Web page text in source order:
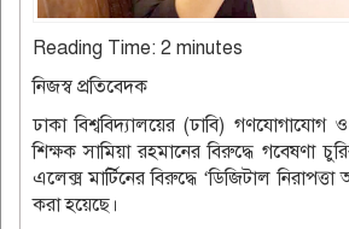
Reading Time: 2 minutes
নিজস্ব প্রতিবেদক
ঢাকা বিশ্ববিদ্যালয়ের (ঢাবি) গণযোগাযোগ
শিক্ষক সামিয়া রহমানের বিরুদ্ধে গবেষণা
এলেক্স মার্টিনের বিরুদ্ধে ‘ডিজিটাল
করা হয়েছে।